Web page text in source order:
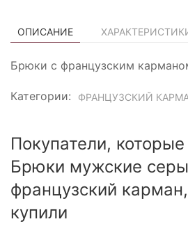
ОПИСАНИЕ
Брюки с французским
Категории: ФРАНЦУЗСКИЙ
Покупатели,
Брюки мужские
французский
купили